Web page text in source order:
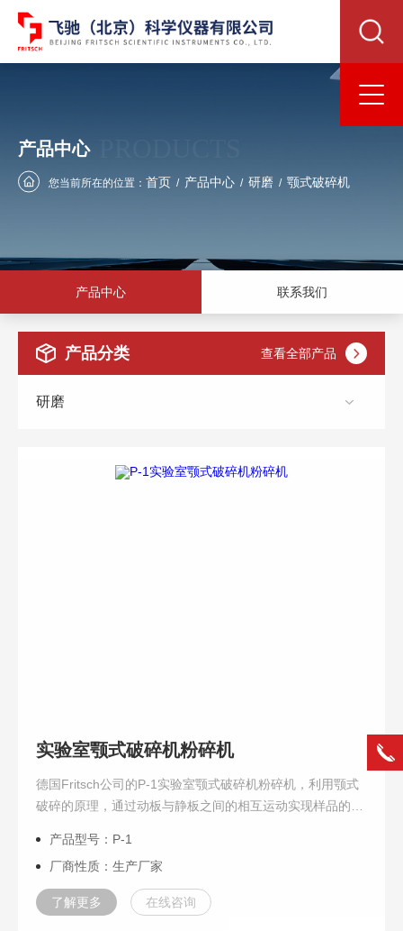
产品中心 PRODUCTS
您当前所在的位置： 首页 / 产品中心 / 研磨 / 颚式破碎机
产品中心 联系我们
产品分类 查看全部产品
研磨
实验室颚式破碎机粉碎机
德国Fritsch公司的P-1实验室颚式破碎机粉碎机，利用颚式
破碎的原理，通过动板与静板之间的相互运动实现样品的粉
瓷、化学行业原材料的初级粉碎，以及地质学、矿物学的研
究领域中。
产品型号：P-1
厂商性质：生产厂家
了解更多 在线咨询